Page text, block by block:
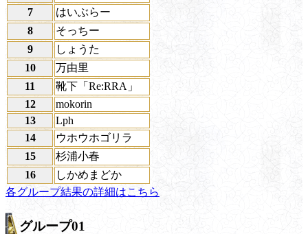
7
はいぶらー
8
そっちー
9
しょうた
10
万由里
11
靴下「Re:RRA」
12
mokorin
13
Lph
14
ウホウホゴリラ
15
杉浦小春
16
しかめまどか
各グループ結果の詳細はこちら
グループ01